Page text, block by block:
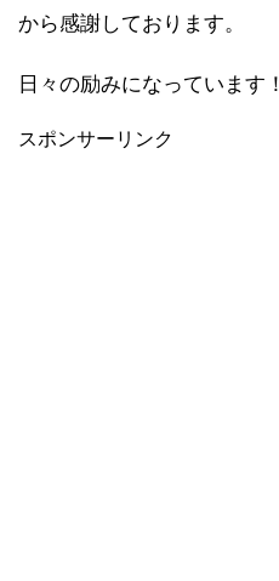
から感謝しております。
日々の励みになっています！
スポンサーリンク